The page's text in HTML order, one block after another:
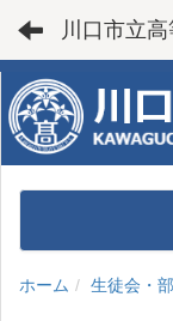
川口市立
ホーム 生徒会・